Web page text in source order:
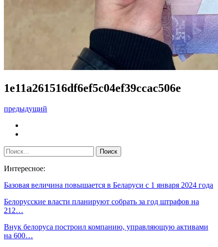
1e11a261516df6ef5c04ef39ccac506e
предыдущий
Интересное:
Базовая величина повышается в Беларуси с 1 января 2024 года
Белорусские власти планируют собрать за год штрафов на
212…
Внук белоруса построил компанию, управляющую активами
на 600…